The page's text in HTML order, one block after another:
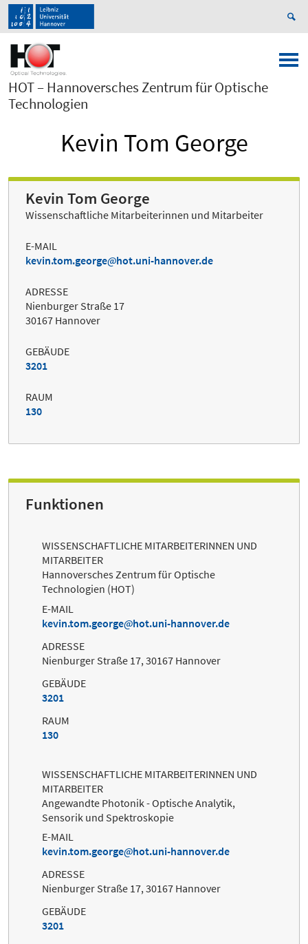
HOT – Hannoversches Zentrum für Optische
Technologien
Kevin Tom George
Kevin Tom George
Wissenschaftliche Mitarbeiterinnen und Mitarbeiter
E-MAIL
kevin.tom.george
hot.uni-hannover.de
ADRESSE
Nienburger Straße 17
30167 Hannover
GEBÄUDE
3201
RAUM
130
Funktionen
WISSENSCHAFTLICHE MITARBEITERINNEN UND
MITARBEITER
Hannoversches Zentrum für Optische
Technologien (HOT)
E-MAIL
kevin.tom.george
hot.uni-hannover.de
ADRESSE
Nienburger Straße 17, 30167 Hannover
GEBÄUDE
3201
RAUM
130
WISSENSCHAFTLICHE MITARBEITERINNEN UND
MITARBEITER
Angewandte Photonik - Optische Analytik,
Sensorik und Spektroskopie
E-MAIL
kevin.tom.george
hot.uni-hannover.de
ADRESSE
Nienburger Straße 17, 30167 Hannover
GEBÄUDE
3201